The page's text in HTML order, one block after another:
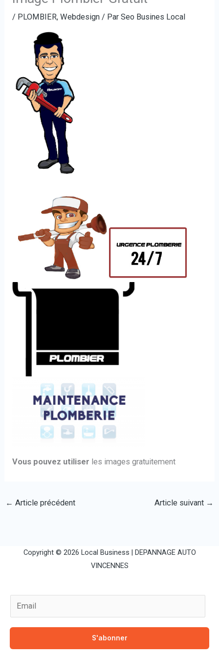
/ PLOMBIER,Webdesign / ParSeo Busines Local
Vous pouvez utiliser les images gratuitement
← Article précédent Article suivant →
Copyright © 2026 Local Business | DEPANNAGE AUTO
VINCENNES
m
a
i
S'abonner